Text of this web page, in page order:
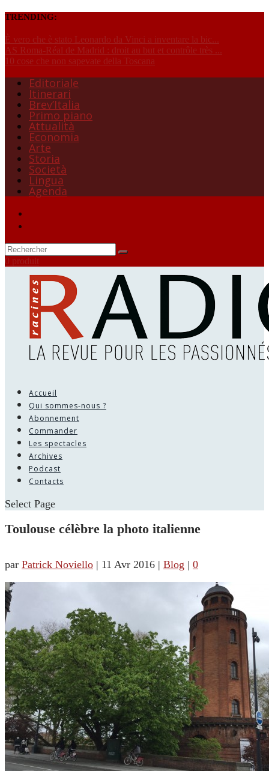
TRENDING:
È vero che è stato Leonardo da Vinci a inventare la bic...
AS Roma-Réal de Madrid : droit au but et contrôle très ...
10 cose che non sapevate della Toscana
Editoriale
Itinerari
Brev’Italia
Primo piano
Attualità
Economia
Arte
Storia
Società
Lingua
Agenda
0 produit
Accueil
Qui sommes-nous ?
Abonnement
Commander
Les spectacles
Archives
Podcast
Contacts
Select Page
Toulouse célèbre la photo italienne
par Patrick Noviello | 11 Avr 2016 | Blog | 0